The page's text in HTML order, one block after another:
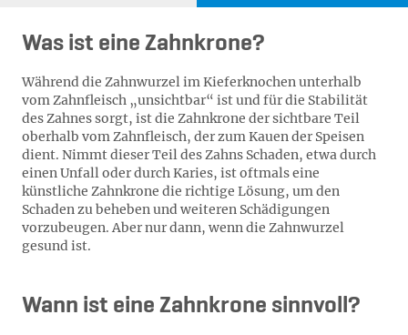
Was ist eine Zahnkrone?
Während die Zahnwurzel im Kieferknochen unterhalb
vom Zahnfleisch „unsichtbar“ ist und für die Stabilität
des Zahnes sorgt, ist die Zahnkrone der sichtbare Teil
oberhalb vom Zahnfleisch, der zum Kauen der Speisen
dient. Nimmt dieser Teil des Zahns Schaden, etwa durch
einen Unfall oder durch Karies, ist oftmals eine
künstliche Zahnkrone die richtige Lösung, um den
Schaden zu beheben und weiteren Schädigungen
vorzubeugen. Aber nur dann, wenn die Zahnwurzel
gesund ist.
Wann ist eine Zahnkrone sinnvoll?